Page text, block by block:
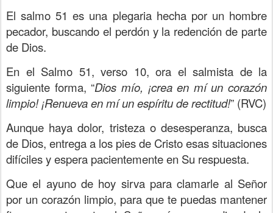
El salmo 51 es una plegaria hecha por un hombre
pecador, buscando el perdón y la redención de parte
de Dios.
En el Salmo 51, verso 10, ora el salmista de la
siguiente forma, “Dios mío, ¡crea en mí un corazón
limpio! ¡Renueva en mí un espíritu de rectitud!” (RVC)
Aunque haya dolor, tristeza o desesperanza, busca
de Dios, entrega a los pies de Cristo esas situaciones
difíciles y espera pacientemente en Su respuesta.
Que el ayuno de hoy sirva para clamarle al Señor
por un corazón limpio, para que te puedas mantener